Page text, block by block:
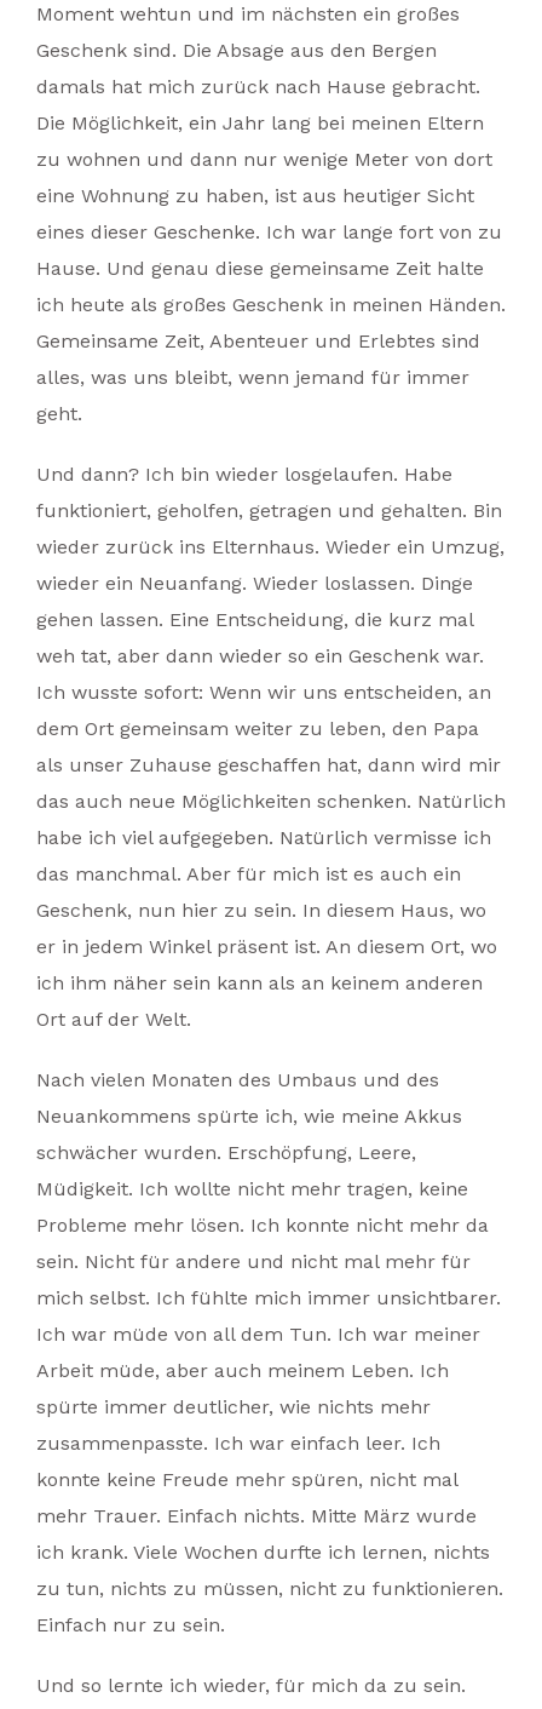
Moment wehtun und im nächsten ein großes
Geschenk sind. Die Absage aus den Bergen
damals hat mich zurück nach Hause gebracht.
Die Möglichkeit, ein Jahr lang bei meinen Eltern
zu wohnen und dann nur wenige Meter von dort
eine Wohnung zu haben, ist aus heutiger Sicht
eines dieser Geschenke. Ich war lange fort von zu
Hause. Und genau diese gemeinsame Zeit halte
ich heute als großes Geschenk in meinen Händen.
Gemeinsame Zeit, Abenteuer und Erlebtes sind
alles, was uns bleibt, wenn jemand für immer
geht.
Und dann? Ich bin wieder losgelaufen. Habe
funktioniert, geholfen, getragen und gehalten. Bin
wieder zurück ins Elternhaus. Wieder ein Umzug,
wieder ein Neuanfang. Wieder loslassen. Dinge
gehen lassen. Eine Entscheidung, die kurz mal
weh tat, aber dann wieder so ein Geschenk war.
Ich wusste sofort: Wenn wir uns entscheiden, an
dem Ort gemeinsam weiter zu leben, den Papa
als unser Zuhause geschaffen hat, dann wird mir
das auch neue Möglichkeiten schenken. Natürlich
habe ich viel aufgegeben. Natürlich vermisse ich
das manchmal. Aber für mich ist es auch ein
Geschenk, nun hier zu sein. In diesem Haus, wo
er in jedem Winkel präsent ist. An diesem Ort, wo
ich ihm näher sein kann als an keinem anderen
Ort auf der Welt.
Nach vielen Monaten des Umbaus und des
Neuankommens spürte ich, wie meine Akkus
schwächer wurden. Erschöpfung, Leere,
Müdigkeit. Ich wollte nicht mehr tragen, keine
Probleme mehr lösen. Ich konnte nicht mehr da
sein. Nicht für andere und nicht mal mehr für
mich selbst. Ich fühlte mich immer unsichtbarer.
Ich war müde von all dem Tun. Ich war meiner
Arbeit müde, aber auch meinem Leben. Ich
spürte immer deutlicher, wie nichts mehr
zusammenpasste. Ich war einfach leer. Ich
konnte keine Freude mehr spüren, nicht mal
mehr Trauer. Einfach nichts. Mitte März wurde
ich krank. Viele Wochen durfte ich lernen, nichts
zu tun, nichts zu müssen, nicht zu funktionieren.
Einfach nur zu sein.
Und so lernte ich wieder, für mich da zu sein.